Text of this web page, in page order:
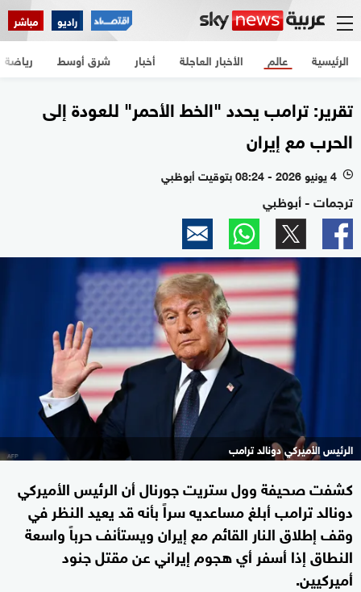
راديو مباشر
الرئيسية الأخبار العاجلة أخبار شرق أوسط عالم رياضة
تقرير: ترامب يحدد "الخط الأحمر" للعودة إلى
الحرب مع إيران
l 4 يونيو 2026 - 08:24 بتوقيت أبوظبي
ترجمات - أبوظبي
الرئيس الأميركي دونالد ترامب
كشفت صحيفة وول ستريت جورنال أن الرئيس الأميركي
دونالد ترامب أبلغ مساعديه سراً بأنه قد يعيد النظر في
وقف إطلاق النار القائم مع إيران ويستأنف حرباً واسعة
النطاق إذا أسفر أي هجوم إيراني عن مقتل جنود
أميركيين.